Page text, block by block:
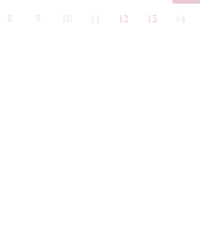
8 9 10 12 13 14